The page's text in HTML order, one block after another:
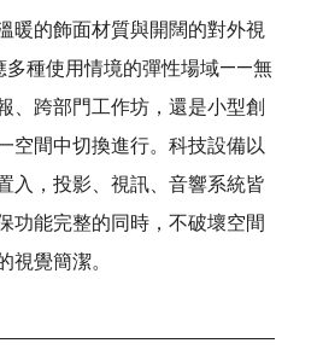
暖的飾面材質與開闊的對外視
多種使用情境的彈性場域——無
、跨部門工作坊，還是小型創
空間中切換進行。科技設備以
入，投影、視訊、音響系統皆
功能完整的同時，不破壞空間
視覺簡潔。